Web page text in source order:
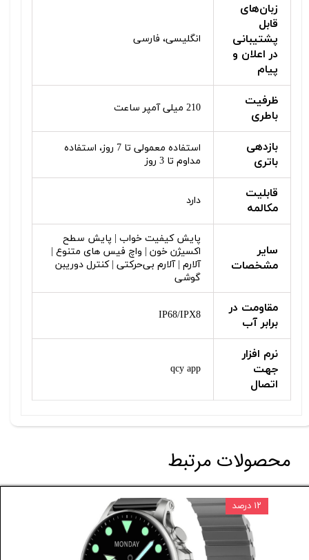
زبان‌های
قابل
پشتیبانی
در اعلان و
پیام
انگلیسی، فارسی
ظرفیت
باطری
210 میلی آمپر ساعت
بازدهی
باتری
استفاده معمولی تا 7 روز، استفاده
مداوم تا 3 روز
قابلیت
مکالمه
دارد
سایر
مشخصات
پایش کیفیت خواب | پایش سطح
اکسیژن خون | واچ فیس های متنوع |
آلارم | آلارم بی‌حرکتی | کنترل دوریبن
گوشی
مقاومت در
برابر آب
IP68/IPX8
نرم افزار
جهت
اتصال
qcy app
محصولات مرتبط
۱۲ درصد